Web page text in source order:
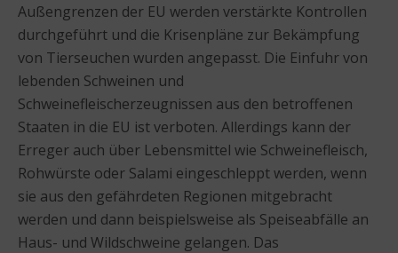
Außengrenzen der EU werden verstärkte Kontrollen
durchgeführt und die Krisenpläne zur Bekämpfung
von Tierseuchen wurden angepasst. Die Einfuhr von
lebenden Schweinen und
Schweinefleischerzeugnissen aus den betroffenen
Staaten in die EU ist verboten. Allerdings kann der
Erreger auch über Lebensmittel wie Schweinefleisch,
Rohwürste oder Salami eingeschleppt werden, wenn
sie aus den gefährdeten Regionen mitgebracht
werden und dann beispielsweise als Speiseabfälle an
Haus- und Wildschweine gelangen. Das